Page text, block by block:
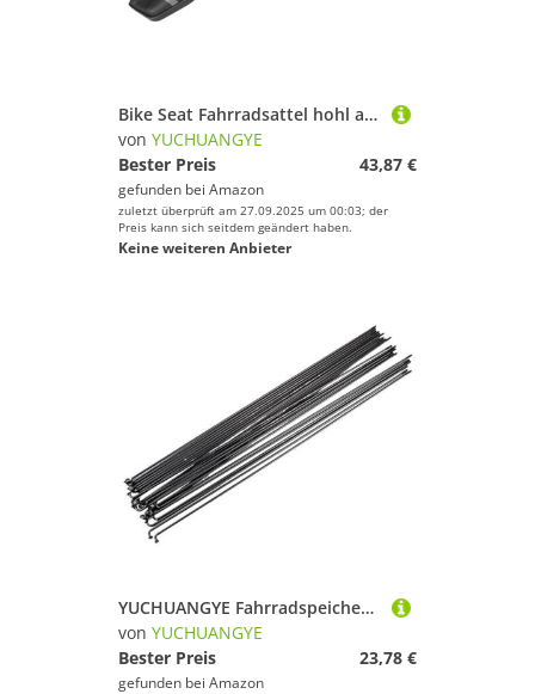
Bike Seat Fahrradsattel hohl atmungsaktiv MTB BikeSeat Kissen Sattel Radfahren Zubehör(PRO143-YIN)
von YUCHUANGYE
Bester Preis
43,87 €
gefunden bei Amazon
zuletzt überprüft am 27.09.2025 um 00:03; der
Preis kann sich seitdem geändert haben.
Keine weiteren Anbieter
YUCHUANGYE Fahrradspeichen Fahrradspeichen aus Edelstahl mit passenden Speichenkappen(289mmx10)
von YUCHUANGYE
Bester Preis
23,78 €
gefunden bei Amazon